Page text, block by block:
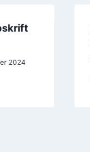
2024